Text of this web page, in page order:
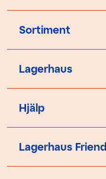
Sortiment
Lagerhaus
Hjälp
Lagerhaus